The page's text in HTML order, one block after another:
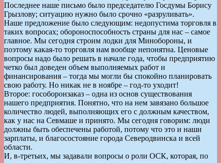
Последнее наше письмо было председателю Госдумы Борису
Грызлову; ситуацию нужно было срочно «разруливать».
Наше предложение было следующим: недопустима торговля в
таких вопросах; обороноспособность страны для нас – самое
главное. Мы сегодня строим лодки для Минобороны, и
поэтому какая-то торговля нам вообще непонятна. Ценовые
вопросы надо было решать в начале года, чтобы предприятию
четко был доведен объем выполняемых работ и
финансирования – тогда мы могли бы спокойно планировать
свою работу. Но никак не в ноябре – год-то уходит!
Второе: гособоронзаказ – одна из основ существования
нашего предприятия. Понятно, что на нем завязано большое
количество людей, выполняющих его с должным качеством,
как у нас на Севмаше и принято. Мы сегодня говорим: люди
должны быть обеспечены работой, потому что это и наши
зарплаты, и благосостояние города Северодвинска и всей
области.
И, в-третьих, мы задавали вопросы о роли ОСК, которая, по